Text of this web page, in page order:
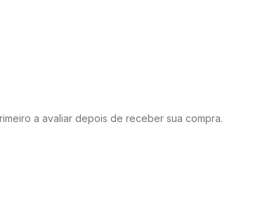
a avaliar depois de receber sua compra.